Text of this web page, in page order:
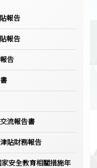
報告
報告
告
流報告書
貼財務報告
安全教育相關措施年